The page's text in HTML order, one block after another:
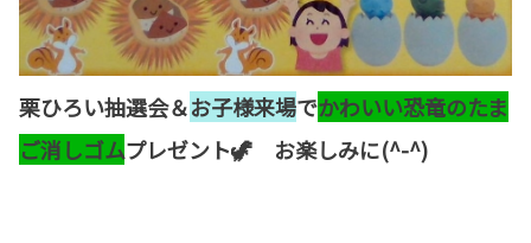
栗ひろい抽選会＆お子様来場でかわいい恐竜のたま
ご消しゴムプレゼント🦖 お楽しみに(^-^)